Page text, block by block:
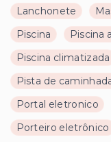
Lanchonete
Piscina
Piscina
Piscina climatizada
Pista de
Portal eletronico
Porteiro eletrônico